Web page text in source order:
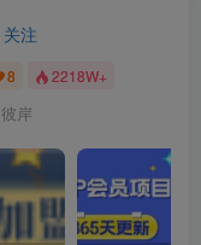
关注
8 2218W+
岸